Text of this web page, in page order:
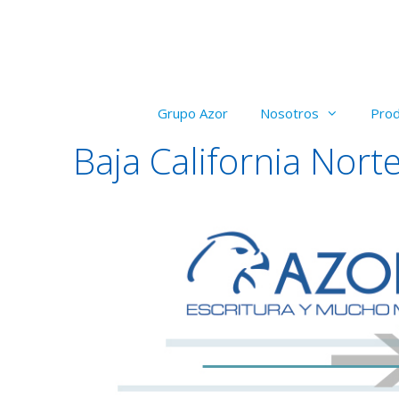
Grupo Azor Nosotros
Baja California Norte